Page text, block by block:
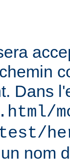
Dans
nom